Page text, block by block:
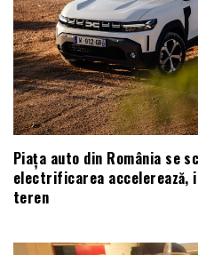
Piața auto din România se
electrificarea accelerează,
teren